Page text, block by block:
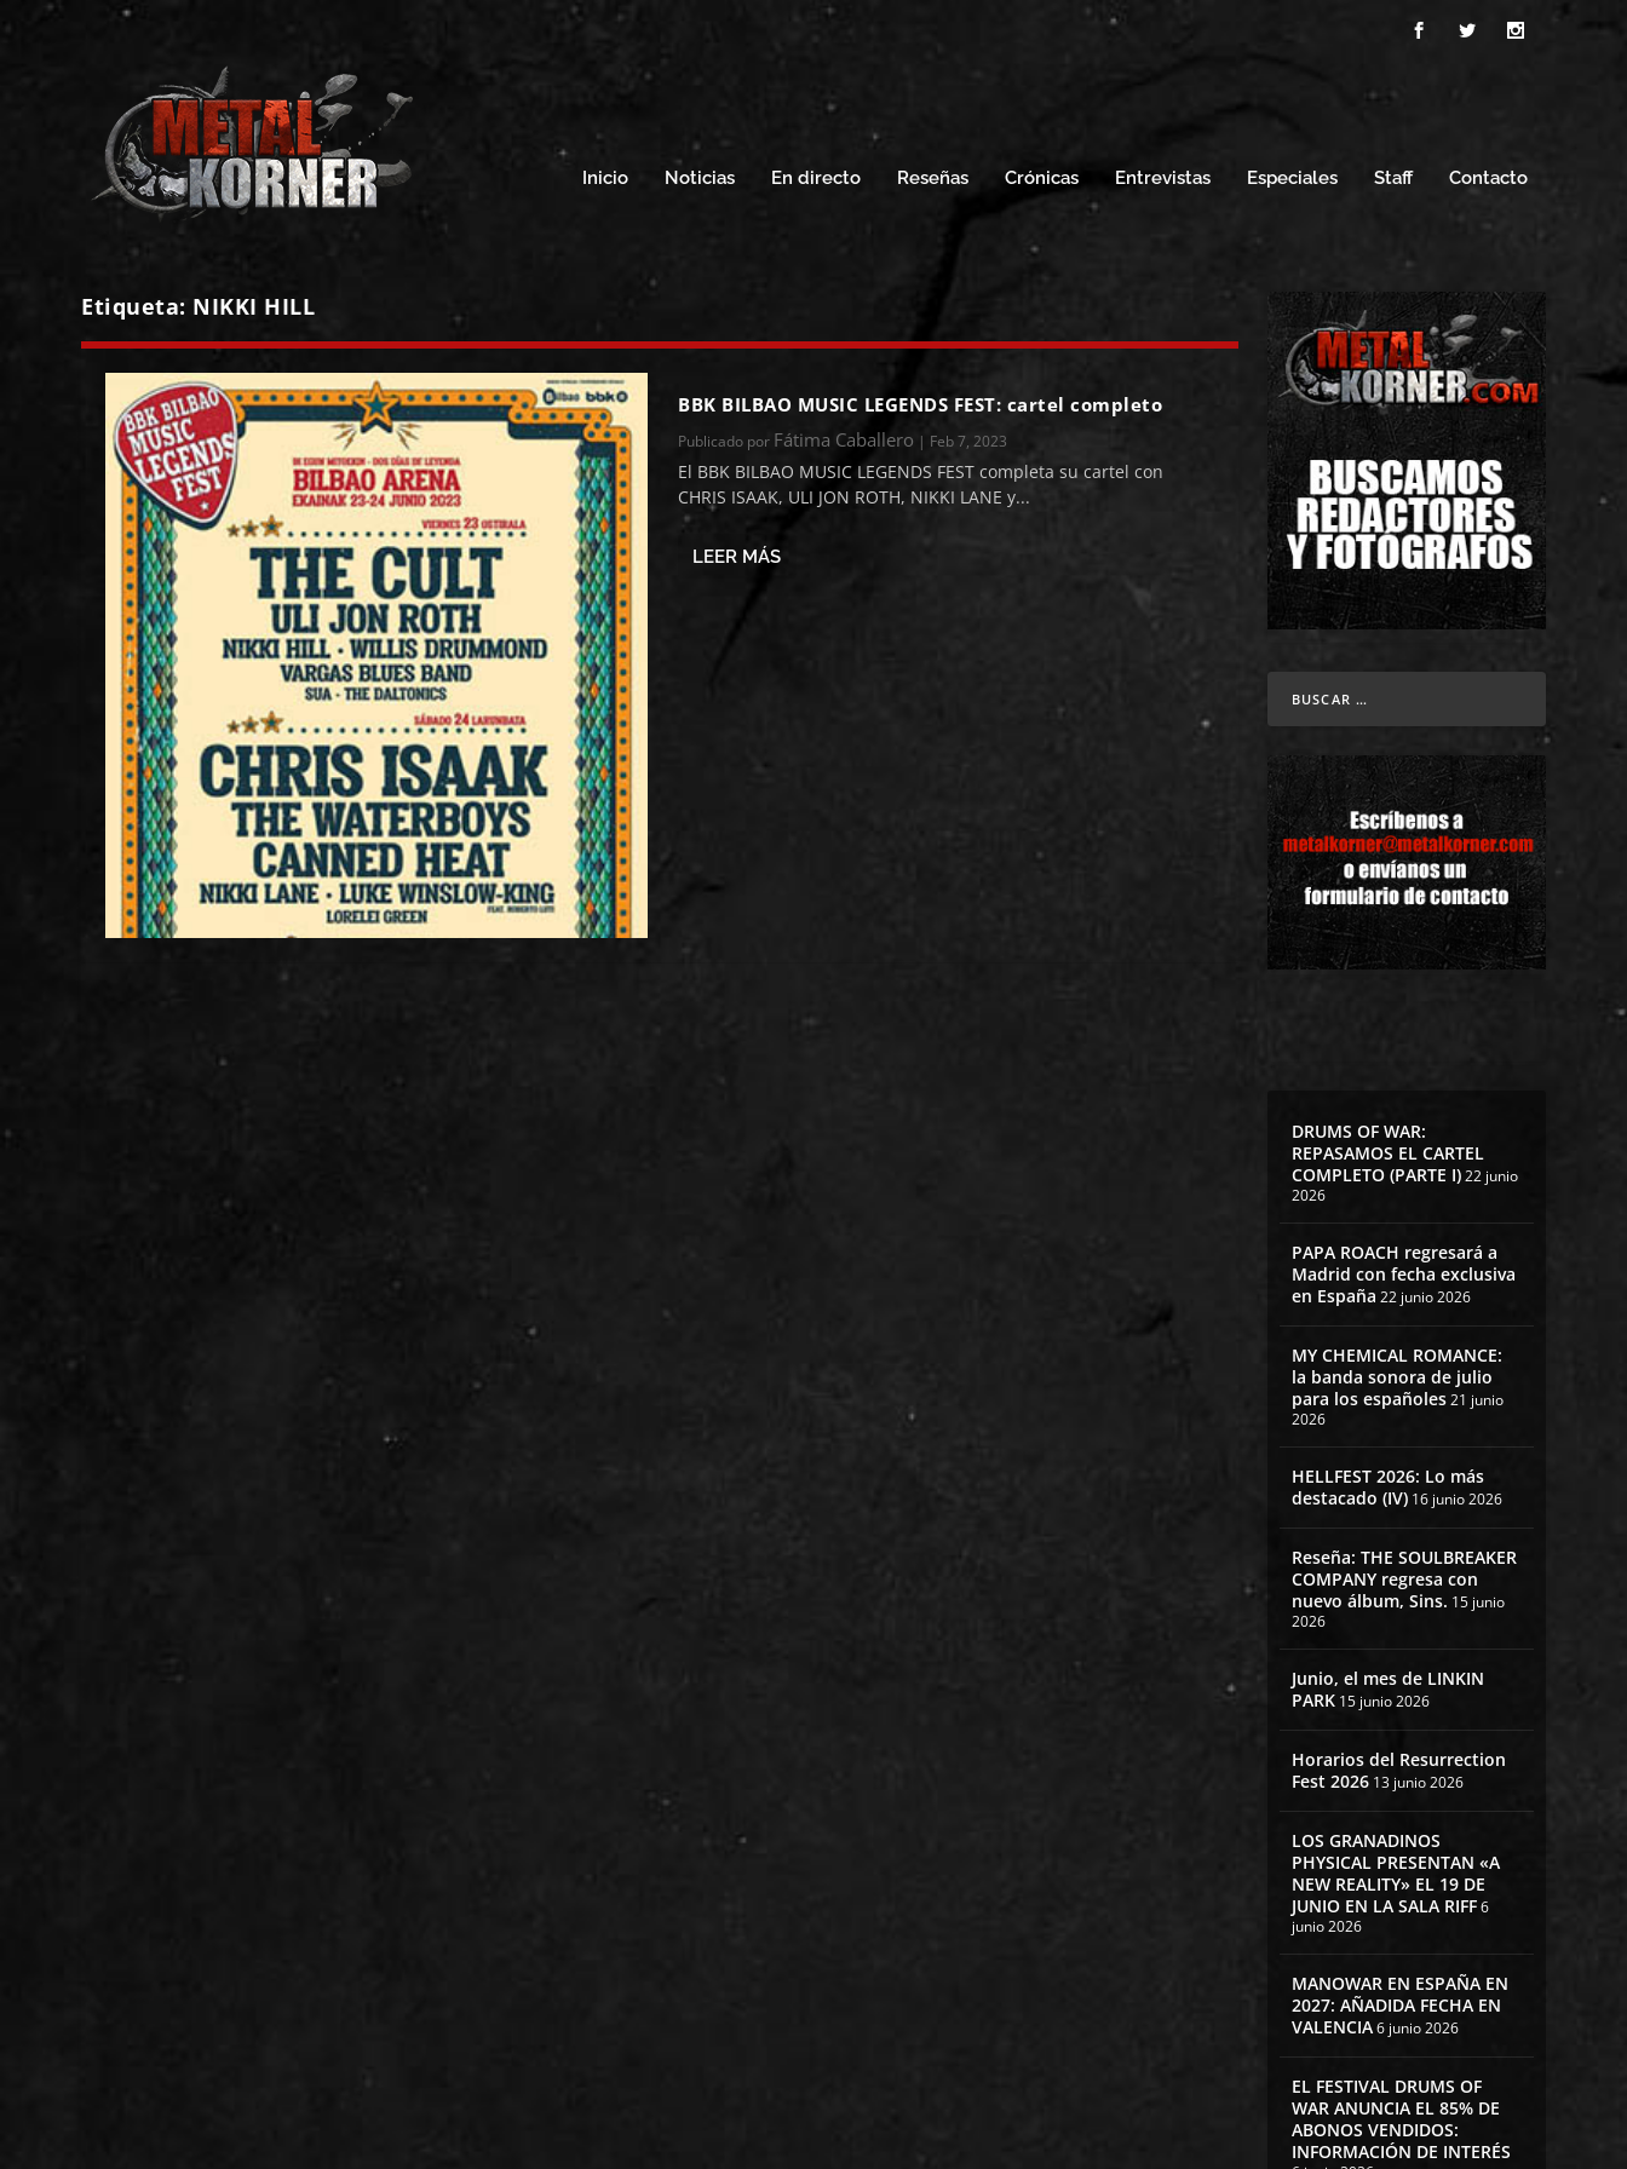
Inicio Noticias En directo Reseñas Crónicas Entrevistas Especiales Staff Contacto
Etiqueta: NIKKI HILL
BBK BILBAO MUSIC LEGENDS FEST: cartel completo
Publicado por Fátima Caballero | Feb 7, 2023
El BBK BILBAO MUSIC LEGENDS FEST completa su cartel con
CHRIS ISAAK, ULI JON ROTH, NIKKI LANE y...
LEER MÁS
DRUMS OF WAR:
REPASAMOS EL CARTEL
COMPLETO (PARTE I)22 junio
2026
PAPA ROACH regresará a
Madrid con fecha exclusiva
en España 22 junio 2026
MY CHEMICAL ROMANCE:
la banda sonora de julio
para los españoles21 junio
2026
HELLFEST 2026: Lo más
destacado (IV) 16 junio 2026
Reseña: THE SOULBREAKER
COMPANY regresa con
nuevo álbum, Sins. 15 junio
2026
Junio, el mes de LINKIN
PARK 15 junio 2026
Horarios del Resurrection
Fest 2026 13 junio 2026
LOS GRANADINOS
PHYSICAL PRESENTAN «A
NEW REALITY» EL 19 DE
JUNIO EN LA SALA RIFF6
junio 2026
MANOWAR EN ESPAÑA EN
2027: AÑADIDA FECHA EN
VALENCIA6 junio 2026
EL FESTIVAL DRUMS OF
WAR ANUNCIA EL 85% DE
ABONOS VENDIDOS:
INFORMACIÓN DE INTERÉS